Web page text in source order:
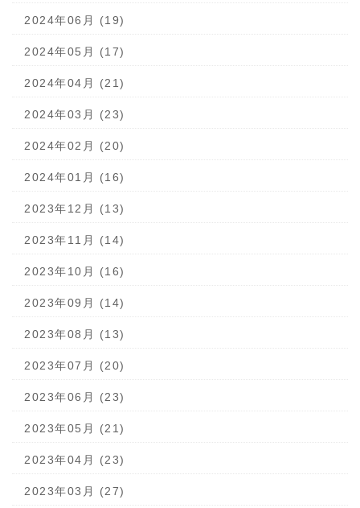
2024年06月 (19)
2024年05月 (17)
2024年04月 (21)
2024年03月 (23)
2024年02月 (20)
2024年01月 (16)
2023年12月 (13)
2023年11月 (14)
2023年10月 (16)
2023年09月 (14)
2023年08月 (13)
2023年07月 (20)
2023年06月 (23)
2023年05月 (21)
2023年04月 (23)
2023年03月 (27)